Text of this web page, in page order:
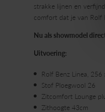
strakke lijnen en
comfort dat je van Rolf
Nu als showmodel
Uitvoering:
Rolf Benz Linea, 256
Stof Ploegwool 26
Zitcomfort Lounge
Zithoogte 43cm